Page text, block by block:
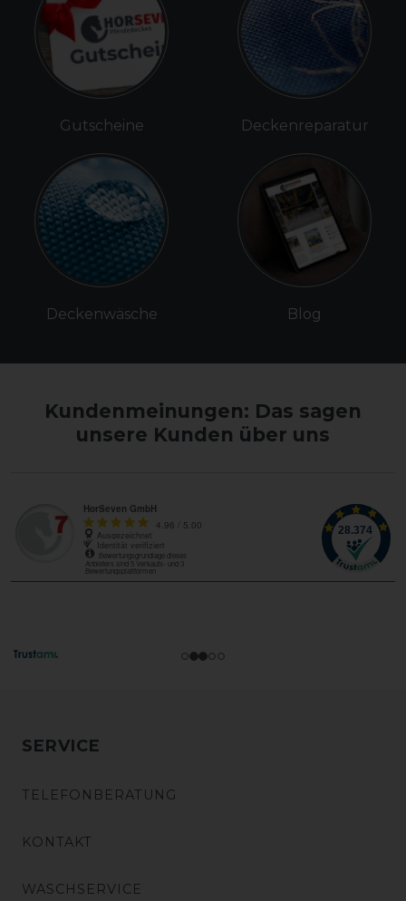
Gutscheine
Deckenwäsche
Deckenreparatur
Blog
Kundenmeinungen: Das sagen
unsere Kunden über uns
SERVICE
TELEFONBERATUNG
KONTAKT
WASCHSERVICE